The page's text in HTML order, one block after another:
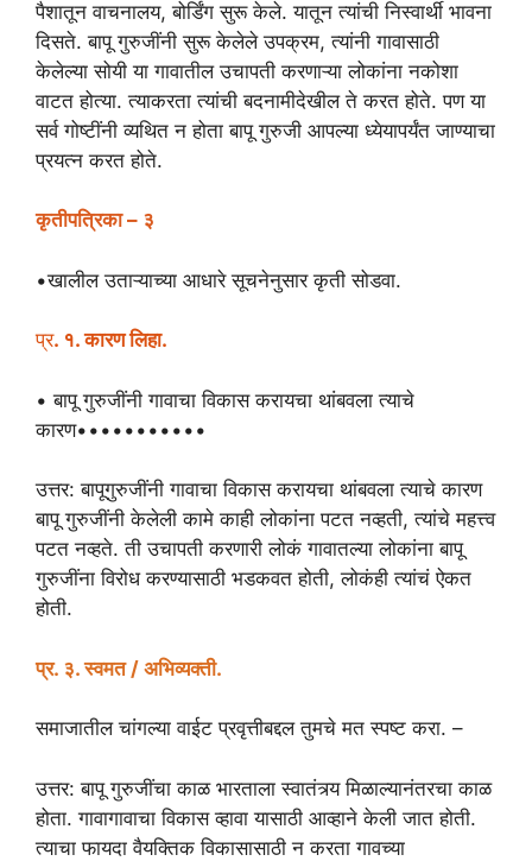
पैशातून वाचनालय, बोर्डिंग सुरू केले. यातून त्यांची निस्वार्थी भावना
दिसते. बापू गुरुजींनी सुरू केलेले उपक्रम, त्यांनी गावासाठी
केलेल्या सोयी या गावातील उचापती करणाऱ्या लोकांना नकोशा
वाटत होत्या. त्याकरता त्यांची बदनामीदेखील ते करत होते. पण या
सर्व गोष्टींनी व्यथित न होता बापू गुरुजी आपल्या ध्येयापर्यंत जाण्याचा
प्रयत्न करत होते.
कृतीपत्रिका – ३
•खालील उताऱ्याच्या आधारे सूचनेनुसार कृती सोडवा.
प्र. १. कारण लिहा.
• बापू गुरुजींनी गावाचा विकास करायचा थांबवला त्याचे
कारण•••••••••••
उत्तर: बापूगुरुजींनी गावाचा विकास करायचा थांबवला त्याचे कारण
बापू गुरुजींनी केलेली कामे काही लोकांना पटत नव्हती, त्यांचे महत्त्व
पटत नव्हते. ती उचापती करणारी लोकं गावातल्या लोकांना बापू
गुरुजींना विरोध करण्यासाठी भडकवत होती, लोकंही त्यांचं ऐकत
होती.
प्र. ३. स्वमत / अभिव्यक्ती.
समाजातील चांगल्या वाईट प्रवृत्तीबद्दल तुमचे मत स्पष्ट करा. –
उत्तर: बापू गुरुजींचा काळ भारताला स्वातंत्र्य मिळाल्यानंतरचा काळ
होता. गावागावाचा विकास व्हावा यासाठी आव्हाने केली जात होती.
त्याचा फायदा वैयक्तिक विकासासाठी न करता गावच्या